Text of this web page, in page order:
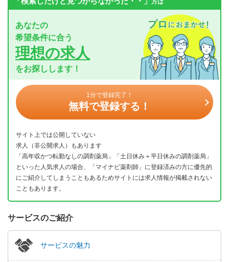
方は
あなたの
希望条件に合う
理想の求人
をお探しします！
1分で登録完了！
無料で登録する！
サイト上では公開していない
求人（非公開求人）もあります
「高年収かつ転勤なしの調剤薬局」「土日休み＋平日休みの調剤薬局」
といった人気求人の場合、「マイナビ薬剤師」に登録済みの方に優先的
にご紹介してしまうこともあるためサイトには求人情報が掲載されない
こともあります。
サービスのご紹介
サービスの魅力